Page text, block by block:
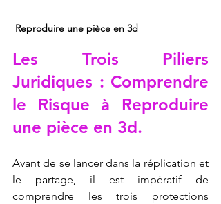
Reproduire une pièce en 3d
Les Trois Piliers
Juridiques : Comprendre
le Risque à Reproduire
une pièce en 3d.
Avant de se lancer dans la réplication et
le partage, il est impératif de
comprendre les trois protections